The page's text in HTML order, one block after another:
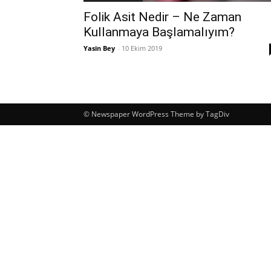
Folik Asit Nedir – Ne Zaman
Kullanmaya Başlamalıyım?
Yasin Bey - 10 Ekim 2019
© Newspaper WordPress Theme by TagDiv